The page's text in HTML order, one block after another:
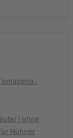
-
| ohne
Hühner